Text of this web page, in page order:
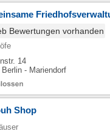
Bewertungen vorhanden
14
Berlin - Mariendorf
Shop